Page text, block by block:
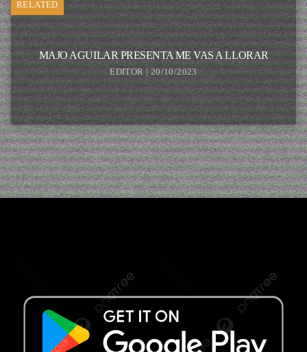
RELATED
MAJO AGUILAR PRESENTA ME VAS A LLORAR
EDITOR | 20/10/2023